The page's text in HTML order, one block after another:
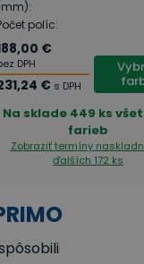
:
políc:
€
DPH
€ s DPH
Na sklade 449 ks
farieb
Zobraziť termíny
ďalších 172 ks